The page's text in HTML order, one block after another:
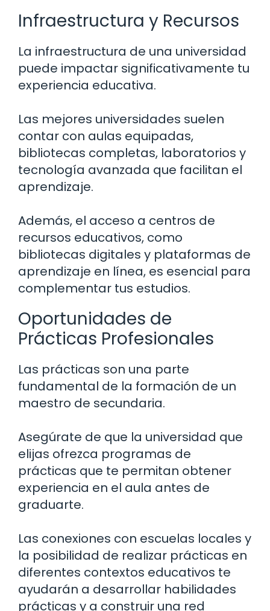
Infraestructura y Recursos
La infraestructura de una universidad
puede impactar significativamente tu
experiencia educativa.
Las mejores universidades suelen
contar con aulas equipadas,
bibliotecas completas, laboratorios y
tecnología avanzada que facilitan el
aprendizaje.
Además, el acceso a centros de
recursos educativos, como
bibliotecas digitales y plataformas de
aprendizaje en línea, es esencial para
complementar tus estudios.
Oportunidades de
Prácticas Profesionales
Las prácticas son una parte
fundamental de la formación de un
maestro de secundaria.
Asegúrate de que la universidad que
elijas ofrezca programas de
prácticas que te permitan obtener
experiencia en el aula antes de
graduarte.
Las conexiones con escuelas locales y
la posibilidad de realizar prácticas en
diferentes contextos educativos te
ayudarán a desarrollar habilidades
prácticas y a construir una red